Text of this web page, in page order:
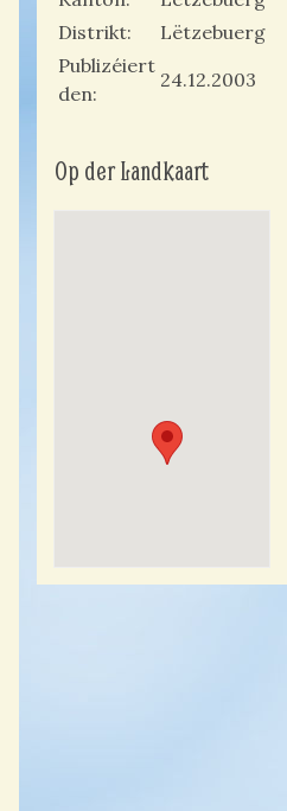
Distrikt
Lëtzebuerg
Publizéiert
den
24.12.2003
Op der Landkaart